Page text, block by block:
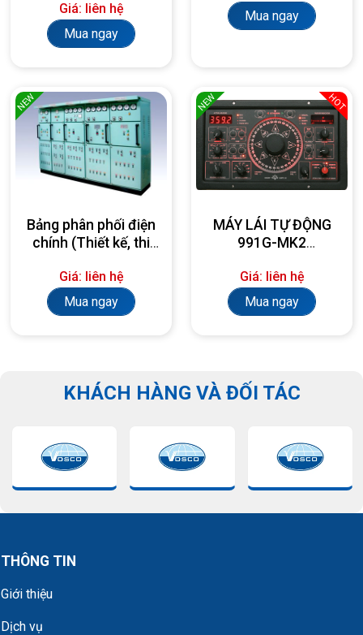
Giá: liên hệ
Mua ngay
Mua ngay
NEW
Bảng phân phối điện
chính (Thiết kế, thi
yêu cầu)
Giá: liên hệ
Mua ngay
NEW HOT
MÁY LÁI TỰ ĐỘNG
991G-MK2
Giá: liên hệ
Mua ngay
KHÁCH HÀNG VÀ ĐỐI TÁC
THÔNG TIN
Giới thiệu
Dịch vụ